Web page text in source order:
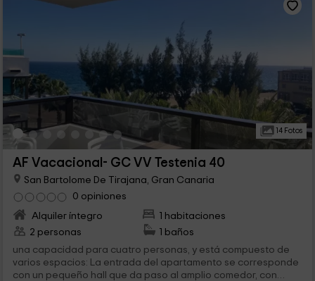
14 Fotos
AF Vacacional- GC VV Testenia 40
San Bartolome De Tirajana, Gran Canaria
0 opiniones
Alquiler íntegro
1 habitaciones
2 personas
1 baños
una capacidad para cuatro personas, y está compuesto de
varios espacios: La entrada del apartamento se corresponde
con un pequeño hall que da paso al amplio comedor, con